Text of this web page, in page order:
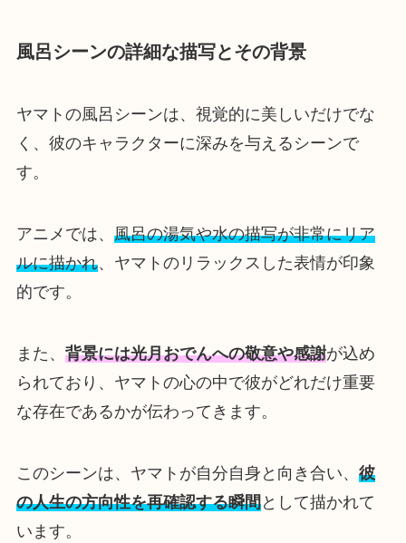
風呂シーンの詳細な描写とその背景
ヤマトの風呂シーンは、視覚的に美しいだけでな
く、彼のキャラクターに深みを与えるシーンで
す。
アニメでは、 風呂の湯気や水の描写が非常にリア
ルに描かれ、ヤマトのリラックスした表情が印象
的です。
また、 背景には光月おでんへの敬意や感謝が込め
られており、ヤマトの心の中で彼がどれだけ重要
な存在であるかが伝わってきます。
このシーンは、ヤマトが自分自身と向き合い、 彼
の人生の方向性を再確認する瞬間として描かれて
います。